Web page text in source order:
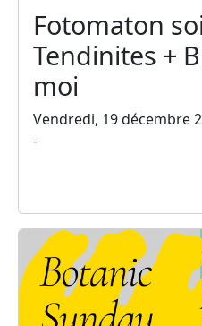
Fotomaton
Tendinites +
moi
Vendredi, 19 décembre
-